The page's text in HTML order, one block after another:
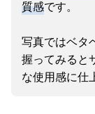
質感です。
写真ではベタ
握ってみると
な使用感に仕